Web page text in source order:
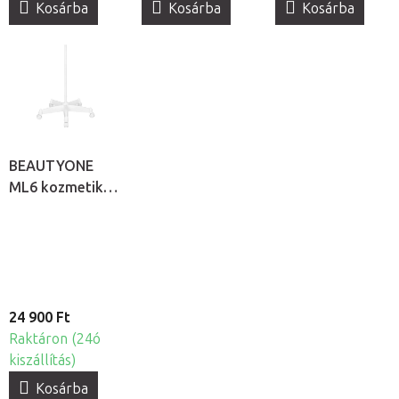
Kosárba
Kosárba
Kosárba
BEAUTYONE
ML6 kozmetikai
24 900 Ft
Raktáron (24ó
kiszállítás)
Kosárba